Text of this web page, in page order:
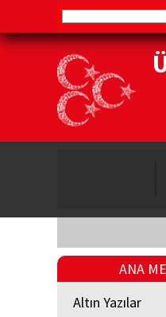
ANA
Altın Yazılar